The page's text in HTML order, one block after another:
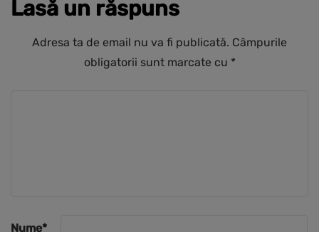
Lasă un răspuns
Adresa ta de email nu va fi publicată. Câmpurile
obligatorii sunt marcate cu *
Nume*